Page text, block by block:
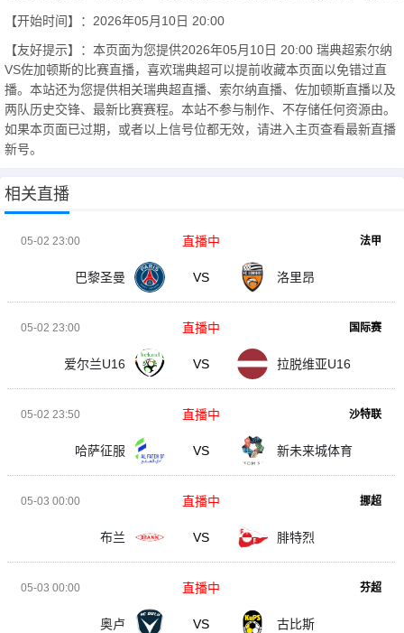
【开始时间】：2026年05月10日 20:00
【友好提示】：本页面为您提供2026年05月10日 20:00 瑞典超索尔纳
VS佐加顿斯的比赛直播，喜欢瑞典超可以提前收藏本页面以免错过直
播。本站还为您提供相关瑞典超直播、索尔纳直播、佐加顿斯直播以及
两队历史交锋、最新比赛赛程。本站不参与制作、不存储任何资源由。
如果本页面已过期，或者以上信号位都无效，请进入主页查看最新直播
新号。
相关直播
05-02 23:00 法甲
巴黎圣曼 VS 洛里昂
直播中
05-02 23:00 国际赛
爱尔兰U16 VS 拉脱维亚U16
直播中
05-02 23:50 沙特联
哈萨征服 VS 新未来城体育
直播中
05-03 00:00 挪超
布兰 VS 腓特烈
直播中
05-03 00:00 芬超
奥卢 VS 古比斯
直播中